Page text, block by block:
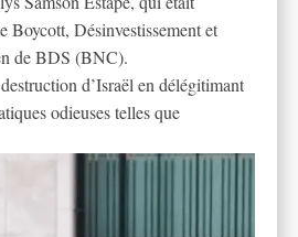
Boycott, Désinvestissement et
de BDS (BNC).
d’Israël en délégitimant
odieuses telles que